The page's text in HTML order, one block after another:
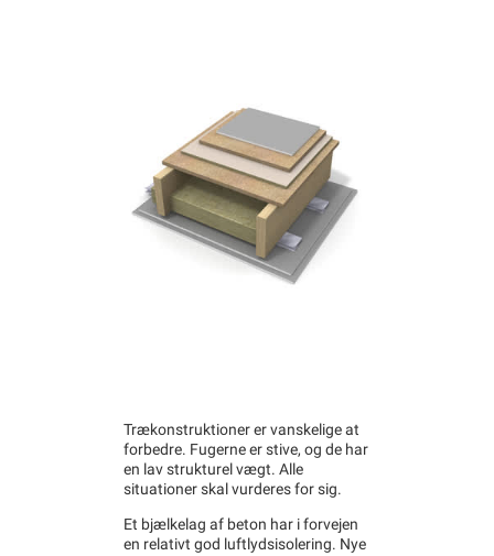
Trækonstruktioner er vanskelige at
forbedre. Fugerne er stive, og de har
en lav strukturel vægt. Alle
situationer skal vurderes for sig.
Et bjælkelag af beton har i forvejen
en relativt god luftlydsisolering. Nye